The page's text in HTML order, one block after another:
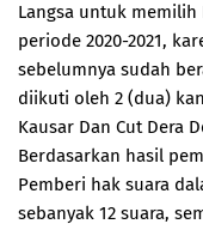
Langsa untuk memilih
periode 2020-2021,
sebelumnya sudah
diikuti oleh 2 (dua)
Kausar Dan Cut Dera
Berdasarkan hasil
Pemberi hak suara
sebanyak 12 suara,